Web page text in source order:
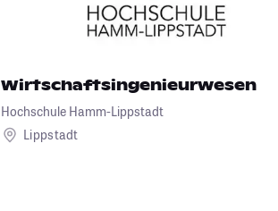
Wirtschaftsingenieurwesen
Hochschule Hamm-Lippstadt
Lippstadt